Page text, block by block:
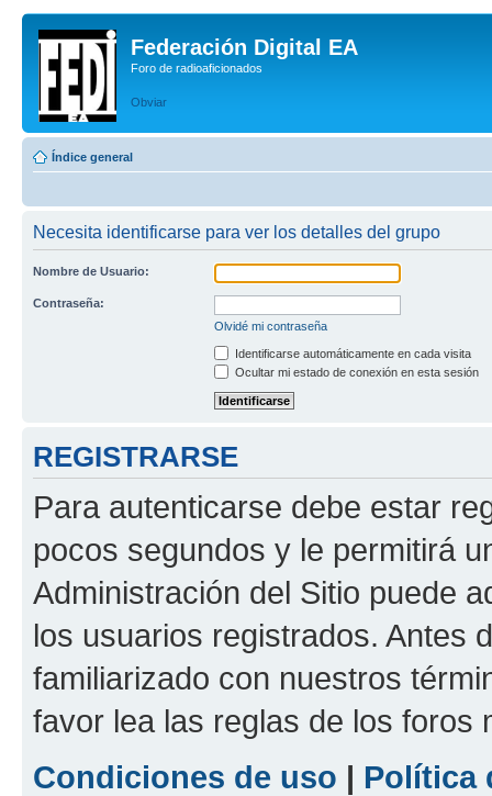
Federación Digital EA
Foro de radioaficionados
Obviar
Índice general
Necesita identificarse para ver los detalles del grupo
Nombre de Usuario:
Contraseña:
Olvidé mi contraseña
Identificarse automáticamente en cada visita
Ocultar mi estado de conexión en esta sesión
REGISTRARSE
Para autenticarse debe estar
pocos segundos y le permitirá
Administración del Sitio puede
los usuarios registrados. Antes
familiarizado con nuestros
favor lea las reglas de los foros
Condiciones de uso | Política